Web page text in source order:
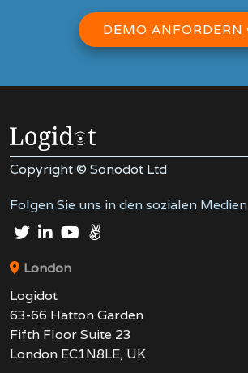
DEMO ANFORDERN
Copyright © Sonodot Ltd
Folgen Sie uns in den sozialen Medien
London
Logidot
63-66 Hatton Garden
Fifth Floor Suite 23
London EC1N8LE, UK